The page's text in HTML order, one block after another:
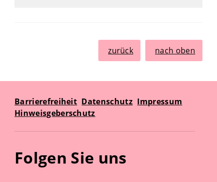
zurück nach oben
Barrierefreiheit Datenschutz Impressum
Hinweisgeberschutz
Folgen Sie uns